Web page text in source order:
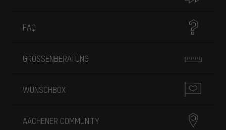
FAQ
GRÖSSENBERATUNG
WUNSCHBOX
AACHENER COMMUNITY